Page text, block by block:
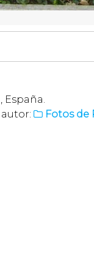
España.
 Fotos de